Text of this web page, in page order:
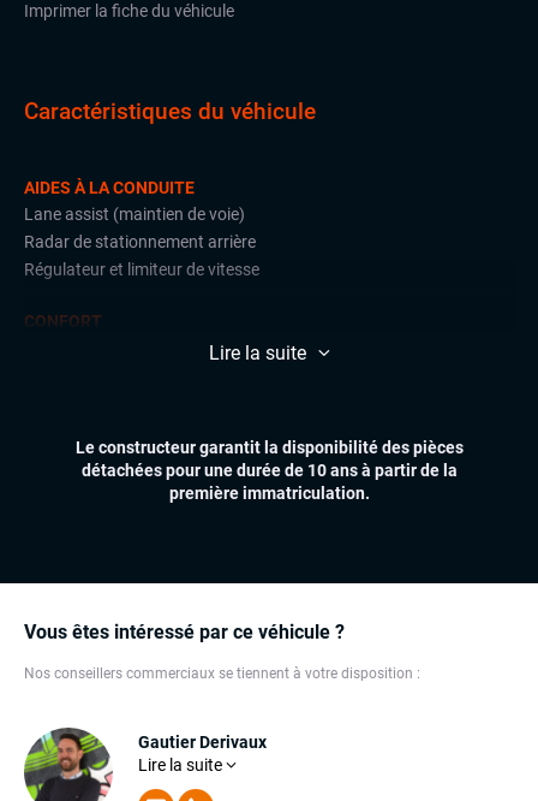
Imprimer la fiche du véhicule
Vous êtes intéressé par ce véhicule ?
Nos conseillers commerciaux se tiennent à votre disposition :
Gautier Derivaux
Son expérience dans l'automobile fait de lui un
conseiller redoutable. Gautier mettra toutes ses
Lire la suite
Caractéristiques du véhicule
AIDES À LA CONDUITE
Lane assist (maintien de voie)
Radar de stationnement arrière
Régulateur et limiteur de vitesse
CONFORT
Accès et démarrage mains libres
Volant multifonctions
Écran tactile
Téléphone Bluetooth
INTÉRIEUR
Lire la suite
Le constructeur garantit la disponibilité des pièces
détachées pour une durée de 10 ans à partir de la
première immatriculation.